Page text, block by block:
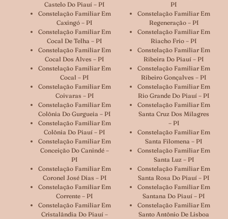
Castelo Do Piauí – PI
Constelação Familiar Em
Caxingó – PI
Constelação Familiar Em
Cocal De Telha – PI
Constelação Familiar Em
Cocal Dos Alves – PI
Constelação Familiar Em
Cocal – PI
Constelação Familiar Em
Coivaras – PI
Constelação Familiar Em
Colônia Do Gurgueia – PI
Constelação Familiar Em
Colônia Do Piauí – PI
Constelação Familiar Em
Conceição Do Canindé –
PI
Constelação Familiar Em
Coronel José Dias – PI
Constelação Familiar Em
Corrente – PI
Constelação Familiar Em
Cristalândia Do Piauí –
PI
Constelação Familiar Em
Regeneração – PI
Constelação Familiar Em
Riacho Frio – PI
Constelação Familiar Em
Ribeira Do Piauí – PI
Constelação Familiar Em
Ribeiro Gonçalves – PI
Constelação Familiar Em
Rio Grande Do Piauí – PI
Constelação Familiar Em
Santa Cruz Dos Milagres
– PI
Constelação Familiar Em
Santa Filomena – PI
Constelação Familiar Em
Santa Luz – PI
Constelação Familiar Em
Santa Rosa Do Piauí – PI
Constelação Familiar Em
Santana Do Piauí – PI
Constelação Familiar Em
Santo Antônio De Lisboa